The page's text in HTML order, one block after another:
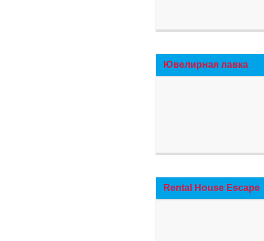
Ювелирная лавка
Rental House Escape